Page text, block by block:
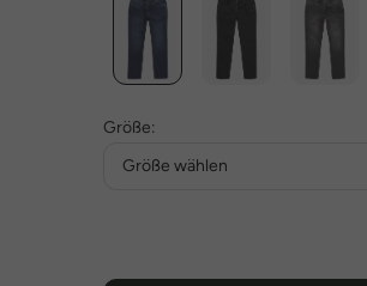
Größe:
Größe wählen